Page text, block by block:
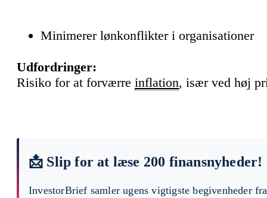
Minimerer lønkonflikter i organisationer
Udfordringer:
Risiko for at forværre inflation, især ved høj
📩 Slip for at læse 200 finansnyheder!
InvestorBrief samler ugens vigtigste begivenheder